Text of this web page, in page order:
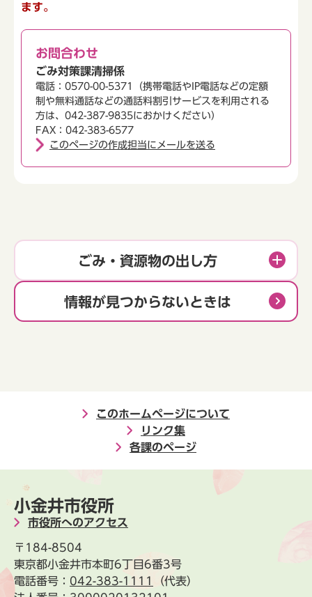
ます。
お問合わせ
ごみ対策課清掃係
電話：0570-00-5371（携帯電話やIP電話などの定額
制や無料通話などの通話料割引サービスを利用される
方は、042-387-9835におかけください）
FAX：042-383-6577
このページの作成担当にメールを送る
ごみ・資源物の出し方
情報が見つからないときは
このホームページについて
リンク集
各課のページ
小金井市役所
市役所へのアクセス
〒184-8504
東京都小金井市本町6丁目6番3号
電話番号： 042-383-1111
（代表）